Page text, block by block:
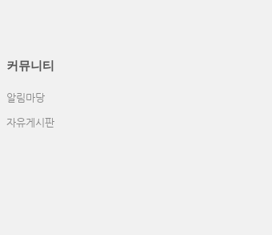
커뮤니티
알림마당
자유게시판